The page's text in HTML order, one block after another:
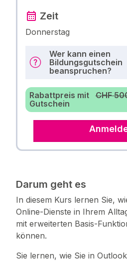
Zeit
Donnerstag
Wer kann einen
Bildungsgutschein
beanspruchen?
Rabattpreis mit
Gutschein
CHF
Darum geht es
In diesem Kurs lernen Sie,
Online-Dienste in Ihrem
mit erweiterten Basis-
können.
Sie lernen, wie Sie in